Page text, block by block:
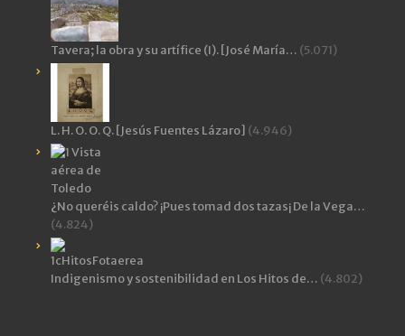
Tavera; la obra y su artífice (I). [José María… (5.071)
L. H. O. O. Q. [Jesús Fuentes Lázaro] (4.946)
¿No queréis caldo? ¡Pues tomad dos tazas¡ De la Vega…
(4.824)
Indigenismo y sostenibilidad en Los Hitos de… (4.802)